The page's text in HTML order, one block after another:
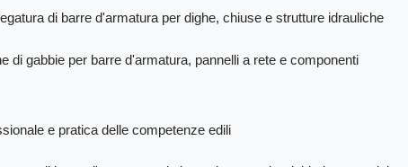
di barre d'armatura per dighe, chiuse e strutture idrauliche
di gabbie per barre d'armatura, pannelli a rete e componenti
e pratica delle competenze edili